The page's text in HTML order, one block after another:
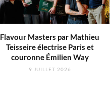
Flavour Masters par Mathieu
Teisseire électrise Paris et
couronne Émilien Way
9 JUILLET 2026